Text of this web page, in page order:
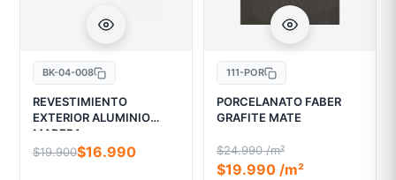
BK-04-008
REVESTIMIENTO
EXTERIOR ALUMINIO
MADERA
$19.900$16.990
111-POR
PORCELANATO FABER
GRAFITE MATE
$24.990 /m²
$19.990 /m²